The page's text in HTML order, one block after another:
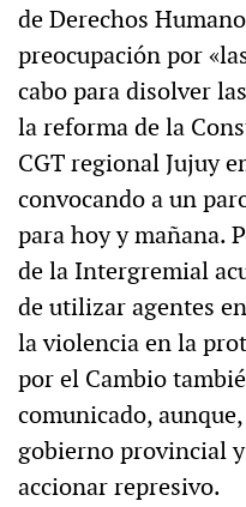
de Derechos
preocupación por
cabo para disolver
la reforma de la
CGT regional Jujuy
convocando a un
para hoy y mañana.
de la Intergremial
de utilizar agentes
la violencia en la
por el Cambio
comunicado,
gobierno provincial
accionar represivo.